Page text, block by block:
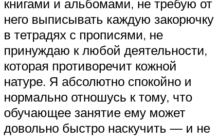
книгами и альбомами, не требую от
него выписывать каждую закорючку
в тетрадях с прописями, не
принуждаю к любой деятельности,
которая противоречит кожной
натуре. Я абсолютно спокойно и
нормально отношусь к тому, что
обучающее занятие ему может
довольно быстро наскучить ― и не